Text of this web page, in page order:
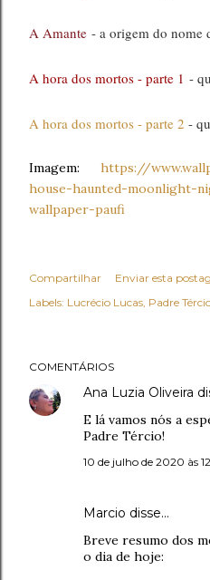
A Amante - a origem do nome
A hora dos mortos - parte 1 -
A hora dos mortos - parte 2 -
Imagem: https://
house-haunted-moonlight-
wallpaper-paufi
Compartilhar
Enviar esta
Labels: Lucrécio Lucas Padre
COMENTÁRIOS
Ana Luzia Oliveira
E lá vamos nós a
Padre Tércio!
10 de julho de 2020 às
Marcio disse…
Breve resumo dos
o dia de hoje: